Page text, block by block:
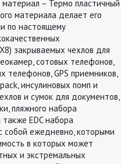
– Термо пластичный
материала делает его
по настоящему
закрываемых чехлов для
сотовых телефонов,
телефонов, GPS приемников,
инсулиновых помп и
и сумок для документов,
пляжного набора
EDC набора
собой ежедневно, которыми
в которых может
и экстремальных